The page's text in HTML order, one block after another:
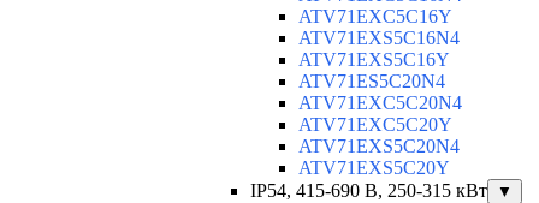
ATV71EXC5C16Y
ATV71EXS5C16N4
ATV71EXS5C16Y
ATV71ES5C20N4
ATV71EXC5C20N4
ATV71EXC5C20Y
ATV71EXS5C20N4
ATV71EXS5C20Y
IP54, 415-690 B, 250-315 кВт
▼